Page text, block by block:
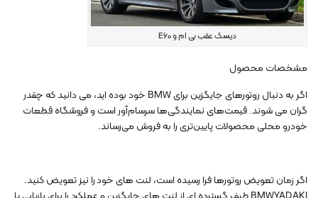
دیسک عقب بی ام و E60
مشخصات محصول
اگر به دنبال روتورهای جایگزین برای BMW خود بوده اید، می دانید که چقدر
گران می شوند. قیمت‌های نمایندگی‌ها سرسام‌آور است و فروشگاه قطعات
خودرو محلی محصولات پایین‌تری را به فروش می‌رساند.
اگر زمان تعویض روتورها فرا رسیده است، لنت های خود را نیز تعویض کنید.